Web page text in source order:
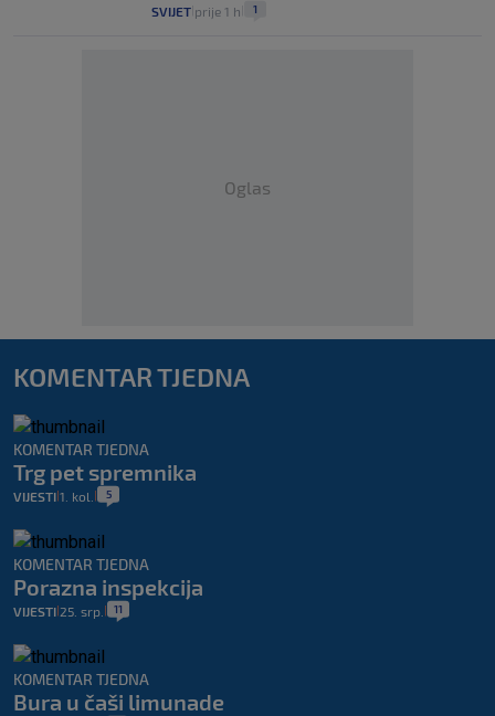
SVIJET prije 1 h 1
Oglas
KOMENTAR TJEDNA
KOMENTAR TJEDNA
Trg pet spremnika
VIJESTI 1. kol. 5
KOMENTAR TJEDNA
Porazna inspekcija
VIJESTI 25. srp. 11
KOMENTAR TJEDNA
Bura u čaši limunade